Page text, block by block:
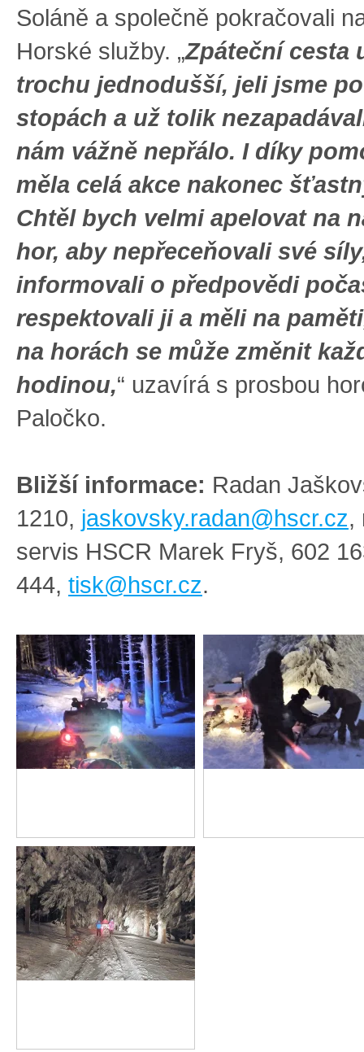
Soláně a společně pokračovali
Horské služby. „Zpáteční cesta
trochu jednodušší, jeli jsme
stopách a už tolik
nám vážně nepřálo. I díky
měla celá akce nakonec
Chtěl bych velmi apelovat na
hor, aby nepřeceňovali své
informovali o předpovědi
respektovali ji a měli na
na horách se může změnit
hodinou,“ uzavírá s prosbou
Paločko.
Bližší informace: Radan
1210, jaskovsky.radan@hscr.cz,
servis HSCR Marek Fryš, 602
444, tisk@hscr.cz.